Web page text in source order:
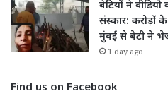
बेटियों ने
संस्कार: करोड़ों के
मुंबई से बेटी ने
1 day ago
Find us on Facebook